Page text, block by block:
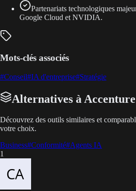
Partenariats technologiques
Google Cloud et NVIDIA.
Mots-clés associés
#Conseil#IA d'entreprise#Stratégie
Alternatives à Accenture
Découvrez des outils similaires et
votre choix.
Business#Conformité#Agents IA
1